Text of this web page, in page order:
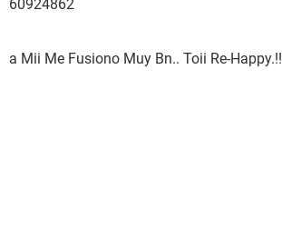
60924862
a Mii Me Fusiono Muy Bn.. Toii Re-Happy.!!